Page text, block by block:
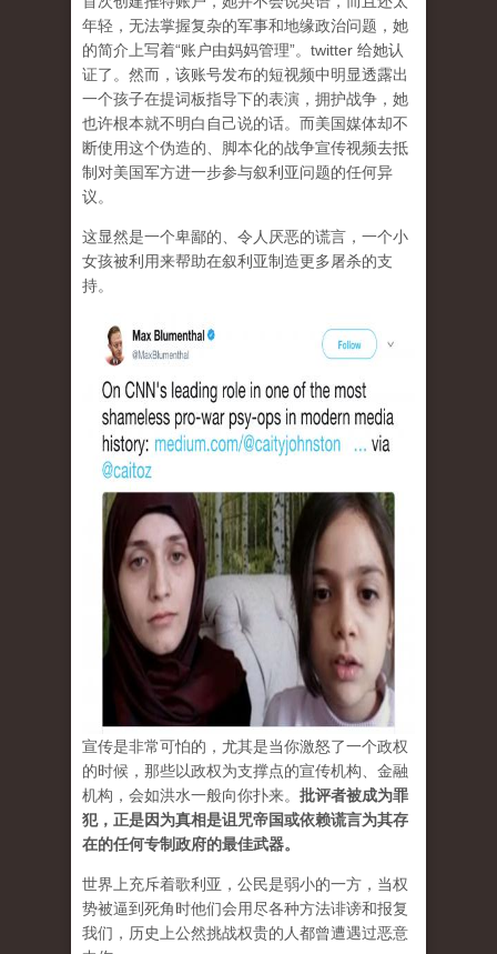
年轻，无法掌握复杂的军事和地缘政治问题，她
的简介上写着“账户由妈妈管理”。twitter 给她认
证了。然而，该账号发布的短视频中明显透露出
一个孩子在提词板指导下的表演，拥护战争，她
也许根本就不明白自己说的话。而美国媒体却不
断使用这个伪造的、脚本化的战争宣传视频去抵
制对美国军方进一步参与叙利亚问题的任何异
议。
这显然是一个卑鄙的、令人厌恶的谎言，一个小
女孩被利用来帮助在叙利亚制造更多屠杀的支
持。
宣传是非常可怕的，尤其是当你激怒了一个政权
的时候，那些以政权为支撑点的宣传机构、金融
机构，会如洪水一般向你扑来。 批评者被成为罪
犯，正是因为真相是诅咒帝国或依赖谎言为其存
在的任何专制政府的最佳武器。
世界上充斥着歌利亚，公民是弱小的一方，当权
势被逼到死角时他们会用尽各种方法诽谤和报复
我们，历史上公然挑战权贵的人都曾遭遇过恶意